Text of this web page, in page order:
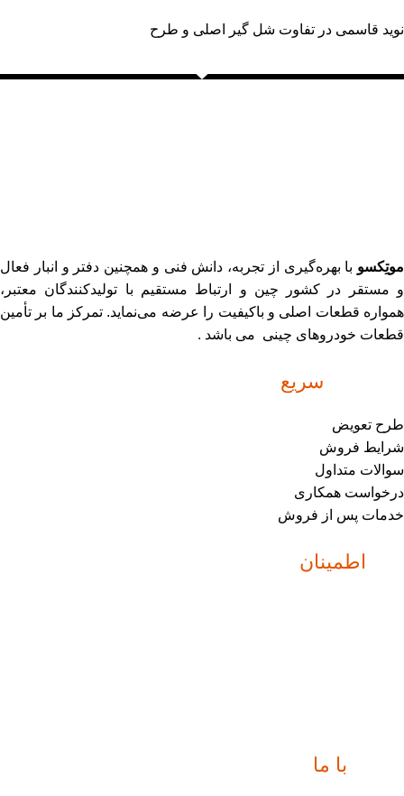
نوید قاسمی در تفاوت شل گیر اصلی و طرح
موتِکسو با بهره‌گیری از تجربه، دانش فنی و همچنین دفتر و انبار فعال
و مستقر در کشور چین و ارتباط مستقیم با تولیدکنندگان معتبر،
همواره قطعات اصلی و باکیفیت را عرضه می‌نماید. تمرکز ما بر تأمین
قطعات خودروهای چینی می باشد .
سریع
طرح تعویض
شرایط فروش
سوالات متداول
درخواست همکاری
خدمات پس از فروش
اطمینان
با ما